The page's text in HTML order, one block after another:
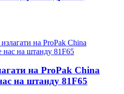
на ProPak China
на штанду 81F65